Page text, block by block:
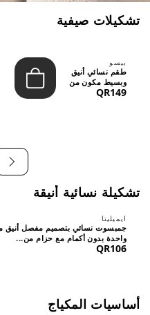
تشكيلات صيفية
بيسو
طقم نسائي أنيق
وبسيط مكون من
قطعتين - تصميم
QR149
تشكيلة نسائية أنيقة
ايميليتا
جمبسوت نسائي بتصميم مفصل أنيق
واحدة بدون أكمام مع حزام من...
QR106
أساسيات المكياج